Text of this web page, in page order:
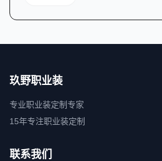
玖野职业装
专业职业装定制专家
15年专注职业装定制
联系我们